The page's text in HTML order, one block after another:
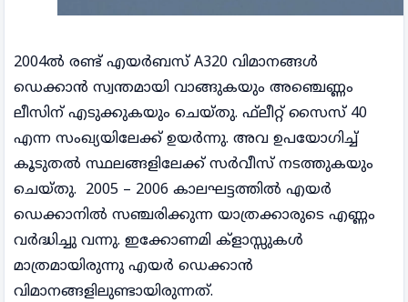
2004ൽ രണ്ട് എയർബസ് A320 വിമാനങ്ങൾ
ഡെക്കാൻ സ്വന്തമായി വാങ്ങുകയും അഞ്ചെണ്ണം
ലീസിന് എടുക്കുകയും ചെയ്തു. ഫ്‌ലീറ്റ് സൈസ് 40
എന്ന സംഖ്യയിലേക്ക് ഉയർന്നു. അവ ഉപയോഗിച്ച്
കൂടുതൽ സ്ഥലങ്ങളിലേക്ക് സർവീസ് നടത്തുകയും
ചെയ്തു. 2005 – 2006 കാലഘട്ടത്തിൽ എയർ
ഡെക്കാനിൽ സഞ്ചരിക്കുന്ന യാത്രക്കാരുടെ എണ്ണം
വർദ്ധിച്ചു വന്നു. ഇക്കോണമി ക്‌ളാസ്സുകൾ
മാത്രമായിരുന്നു എയർ ഡെക്കാൻ
വിമാനങ്ങളിലുണ്ടായിരുന്നത്.